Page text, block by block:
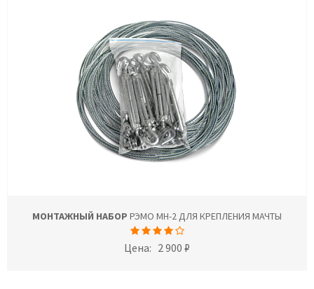
МОНТАЖНЫЙ НАБОР РЭМО МН-2 ДЛЯ КРЕПЛЕНИЯ МАЧТЫ
Цена: 2 900 ₽